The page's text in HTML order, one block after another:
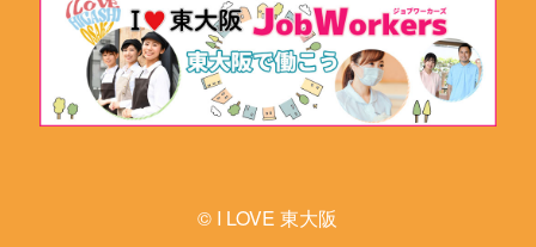
© I LOVE 東大阪